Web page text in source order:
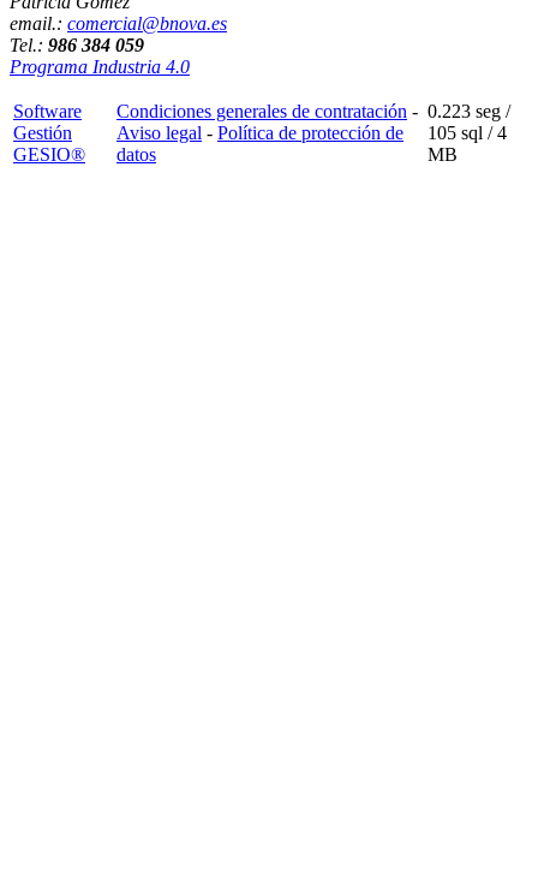
email.: comercial@bnova.es
Tel.: 986 384 059
Programa Industria 4.0
Software
Gestión
GESIO®
Condiciones generales de contratación -
Aviso legal - Política de protección de
datos
0.223 seg /
105 sql / 4
MB